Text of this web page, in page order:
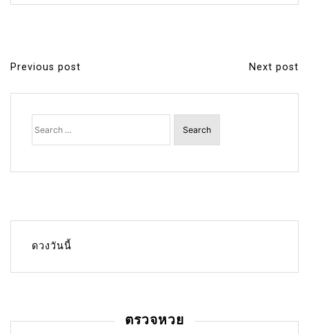
P
o
i
Previous post Next post
Search
for:
ดวงวันนี้
ตรวจหวย